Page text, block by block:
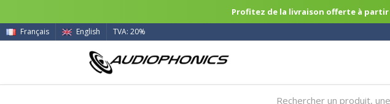
Profitez de la livraison offerte à partir
Français English TVA: 20%